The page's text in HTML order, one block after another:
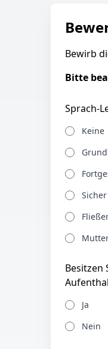
Bewirb
Bitte
Sprach-
Keine
Sicher
Besitzen
Ja
Nein